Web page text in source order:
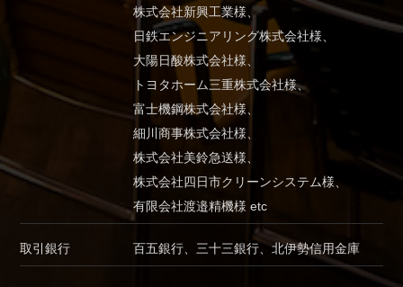
株式会社新興工業様、
日鉄エンジニアリング株式会社様、
大陽日酸株式会社様、
トヨタホーム三重株式会社様、
富士機鋼株式会社様、
細川商事株式会社様、
株式会社美鈴急送様、
株式会社四日市クリーンシステム様、
有限会社渡邉精機様 etc
取引銀行 百五銀行、三十三銀行、北伊勢信⽤金庫